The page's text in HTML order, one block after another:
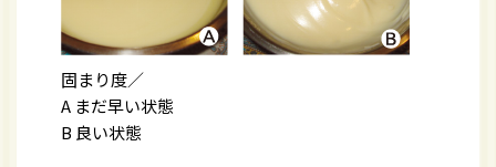
固まり度／
A まだ早い状態
B 良い状態